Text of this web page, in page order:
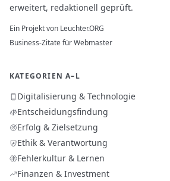
erweitert, redaktionell geprüft.
Ein Projekt von Leuchter.ORG
Business-Zitate für Webmaster
KATEGORIEN A–L
Digitalisierung & Technologie
Entscheidungsfindung
Erfolg & Zielsetzung
Ethik & Verantwortung
Fehlerkultur & Lernen
Finanzen & Investment